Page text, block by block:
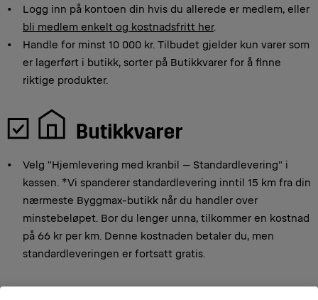
Logg inn på kontoen din hvis du allerede er medlem, eller
bli medlem enkelt og kostnadsfritt her.
Handle for minst 10 000 kr. Tilbudet gjelder kun varer som
er lagerført i butikk, sorter på Butikkvarer for å finne
riktige produkter.
Velg "Hjemlevering med kranbil – Standardlevering" i
kassen. *Vi spanderer standardlevering inntil 15 km fra din
nærmeste Byggmax-butikk når du handler over
minstebeløpet. Bor du lenger unna, tilkommer en kostnad
på 66 kr per km. Denne kostnaden betaler du, men
standardleveringen er fortsatt gratis.